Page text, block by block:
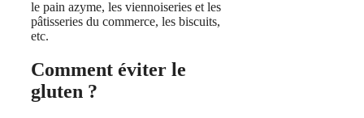
le pain azyme, les viennoiseries et les
pâtisseries du commerce, les biscuits,
etc.
Comment éviter le
gluten ?